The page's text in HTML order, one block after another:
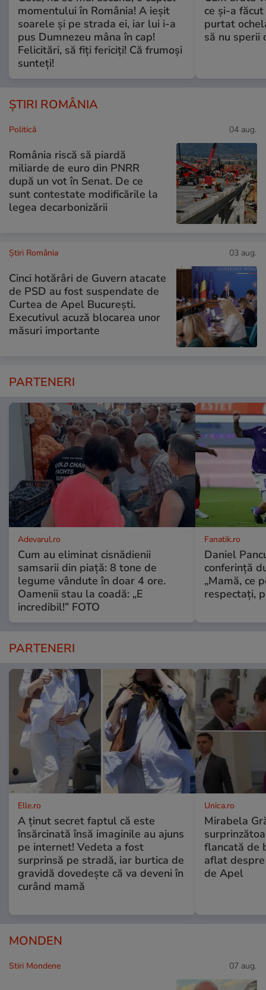
momentului în România! A ieșit
soarele și pe strada ei, iar lui i-a
pus Dumnezeu mâna în cap!
Felicitări, să fiți fericiți! Că frumoși
sunteți!
ce și-a
purtat
să nu sperii
ȘTIRI ROMÂNIA
Politică 04 aug.
România riscă să piardă
miliarde de euro din PNRR
după un vot în Senat. De ce
sunt contestate modificările la
legea decarbonizării
Știri România 03 aug.
Cinci hotărâri de Guvern atacate
de PSD au fost suspendate de
Curtea de Apel București.
Executivul acuză blocarea unor
măsuri importante
PARTENERI
Adevarul.ro
Cum au eliminat cisnădienii
samsarii din piață: 8 tone de
legume vândute în doar 4 ore.
Oamenii stau la coadă: „E
incredibil!” FOTO
Fanatik.ro
Daniel
conferință
„Mamă, ce
respectați,
PARTENERI
Elle.ro
A ținut secret faptul că este
însărcinată însă imaginile au ajuns
pe internet! Vedeta a fost
surprinsă pe stradă, iar burtica de
gravidă dovedește că va deveni în
curând mamă
Unica.ro
Mirabela
flancată de
aflat
de Apel
MONDEN
Stiri Mondene 07 aug.